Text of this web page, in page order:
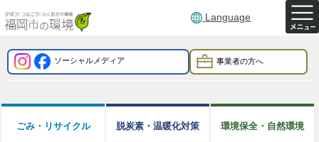
Language
ソーシャルメディア 事業者の方へ
ごみ・リサイクル 脱炭素・温暖化対策 環境保全・自然環境